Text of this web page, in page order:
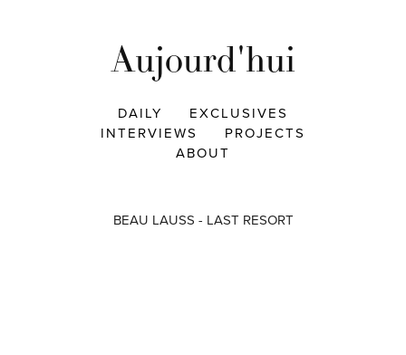
Aujourd'hui
DAILY
EXCLUSIVES
INTERVIEWS
PROJECTS
ABOUT
BEAU LAUSS - LAST RESORT